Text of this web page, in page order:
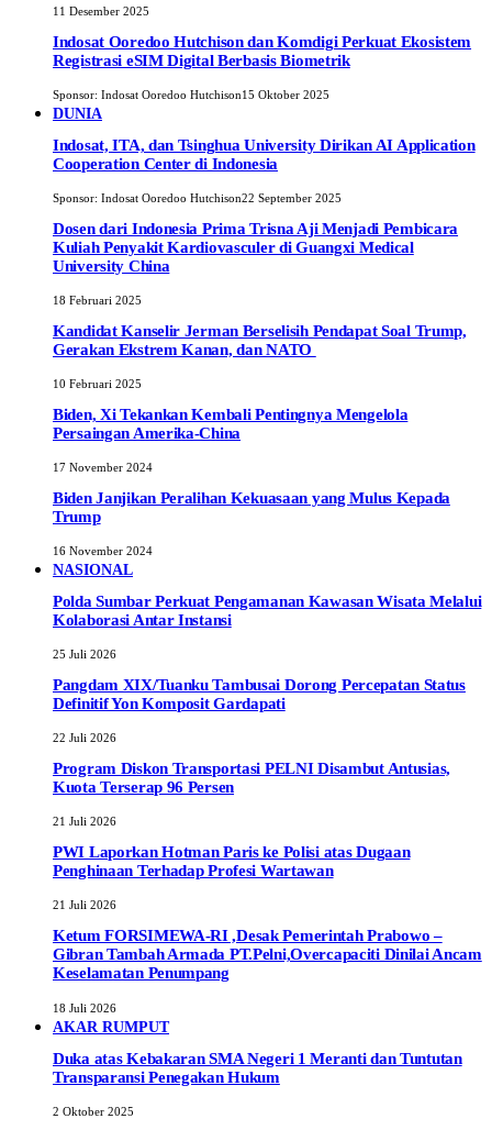
11 Desember 2025
Indosat Ooredoo Hutchison dan Komdigi Perkuat Ekosistem
Registrasi eSIM Digital Berbasis Biometrik
Sponsor: Indosat Ooredoo Hutchison15 Oktober 2025
DUNIA
Indosat, ITA, dan Tsinghua University Dirikan AI Application
Cooperation Center di Indonesia
Sponsor: Indosat Ooredoo Hutchison22 September 2025
Dosen dari Indonesia Prima Trisna Aji Menjadi Pembicara
Kuliah Penyakit Kardiovasculer di Guangxi Medical
University China
18 Februari 2025
Kandidat Kanselir Jerman Berselisih Pendapat Soal Trump,
Gerakan Ekstrem Kanan, dan NATO
10 Februari 2025
Biden, Xi Tekankan Kembali Pentingnya Mengelola
Persaingan Amerika-China
17 November 2024
Biden Janjikan Peralihan Kekuasaan yang Mulus Kepada
Trump
16 November 2024
NASIONAL
Polda Sumbar Perkuat Pengamanan Kawasan Wisata Melalui
Kolaborasi Antar Instansi
25 Juli 2026
Pangdam XIX/Tuanku Tambusai Dorong Percepatan Status
Definitif Yon Komposit Gardapati
22 Juli 2026
Program Diskon Transportasi PELNI Disambut Antusias,
Kuota Terserap 96 Persen
21 Juli 2026
PWI Laporkan Hotman Paris ke Polisi atas Dugaan
Penghinaan Terhadap Profesi Wartawan
21 Juli 2026
Ketum FORSIMEWA-RI ,Desak Pemerintah Prabowo –
Gibran Tambah Armada PT.Pelni,Overcapaciti Dinilai Ancam
Keselamatan Penumpang
18 Juli 2026
AKAR RUMPUT
Duka atas Kebakaran SMA Negeri 1 Meranti dan Tuntutan
Transparansi Penegakan Hukum
2 Oktober 2025